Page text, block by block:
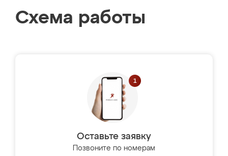
Схема работы
Оставьте заявку
Позвоните по номерам